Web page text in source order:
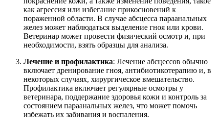
как агрессия или избегание прикосновений к
пораженной области. В случае абсцесса параанальных
желез может наблюдаться выделение гноя или крови.
Ветеринар может провести физический осмотр и, при
необходимости, взять образцы для анализа.
Лечение и профилактика: Лечение абсцессов обычно
включает дренирование гноя, антибиотикотерапию и, в
некоторых случаях, хирургическое вмешательство.
Профилактика включает регулярные осмотры у
ветеринара, поддержание здоровья кожи и контроль за
состоянием параанальных желез, что может помочь
избежать их забивания и воспаления.